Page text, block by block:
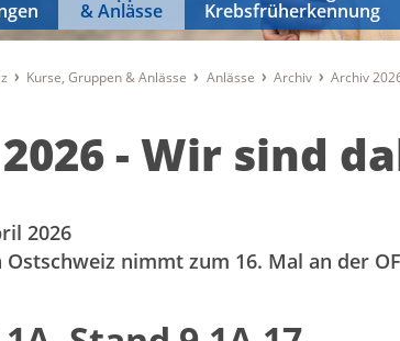
& Anlässe
Krebsfrüherkennung
Kurse, Gruppen & Anlässe Anlässe Archiv Archiv
2026 - Wir sind
2026
Ostschweiz nimmt zum 16. Mal an der